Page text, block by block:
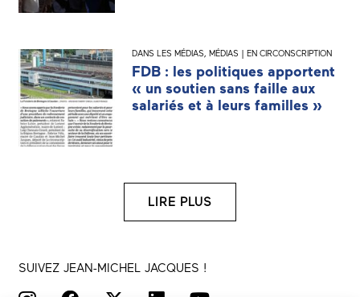
DANS LES MÉDIAS, MÉDIAS | EN CIRCONSCRIPTION
FDB : les politiques apportent
« un soutien sans faille aux
salariés et à leurs familles »
LIRE PLUS
SUIVEZ JEAN-MICHEL JACQUES !